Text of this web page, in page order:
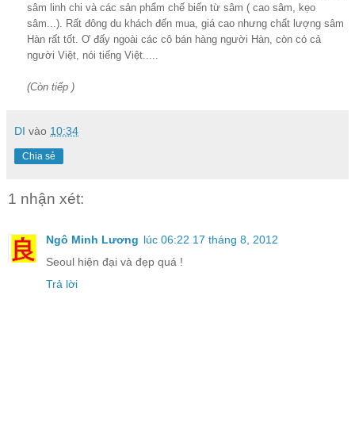
sâm linh chi và các sản phẩm chế biến từ sâm ( cao sâm, kẹo
sâm...). Rất đông du khách đến mua, giá cao nhưng chất lượng sâm
Hàn rất tốt. Ơ đấy ngoài các cô bán hàng người Hàn, còn có cả
người Việt, nói tiếng Việt.....
(Còn tiếp )
DI vào 10:34
Chia sẻ
1 nhận xét:
Ngô Minh Lương lúc 06:22 17 tháng 8, 2012
Seoul hiện đại và đẹp quá !
Trả lời